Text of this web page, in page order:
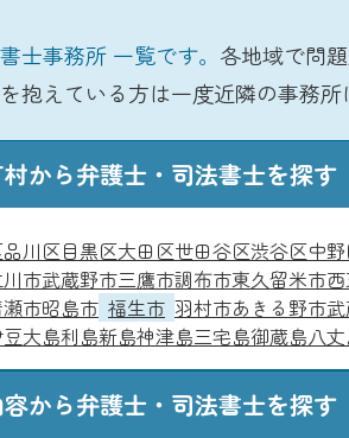
士事務所 一覧です。 各地域で問
えている方は一度近隣の事務所
から弁護士・司法書士を探す
品川区目黒区大田区世田谷区渋谷区中
市武蔵野市三鷹市調布市東久留米市
市昭島市 福生市 羽村市あきる野市
大島利島新島神津島三宅島御蔵島八
から弁護士・司法書士を探す